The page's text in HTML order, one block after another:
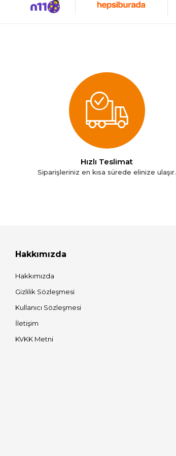
Samsung
Hızlı Teslimat
Siparişleriniz en kısa sürede elinize ulaşır.
Hakkımızda
Hakkımızda
Gizlilik Sözleşmesi
Kullanıcı Sözleşmesi
İletişim
KVKK Metni